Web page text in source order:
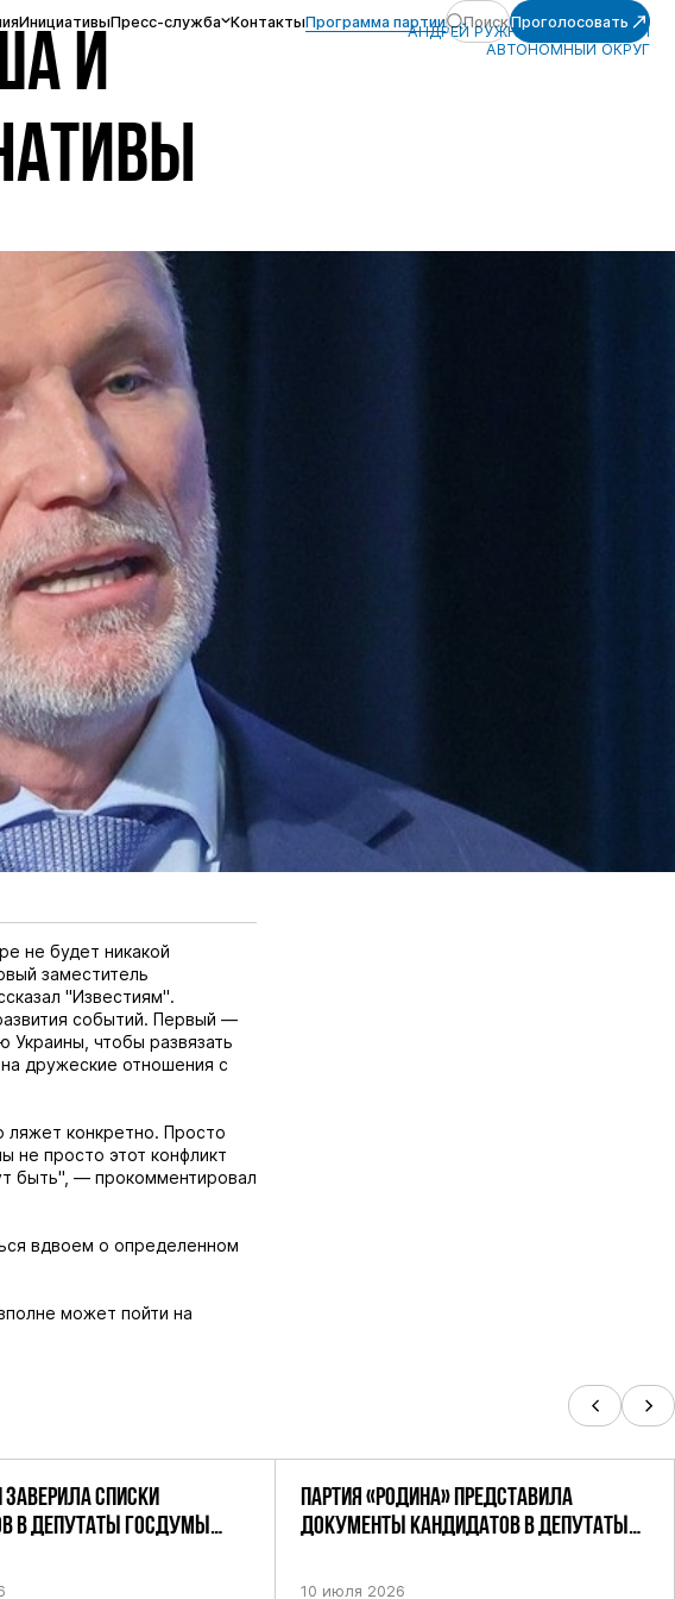
ИнициативыПресс-служба КонтактыПрограмма партии ПоискПроголосовать
И
АНДРЕЙ РУЖНИКОВ, НЕНЕЦКИЙ
АВТОНОМНЫЙ ОКРУГ
не будет никакой
заместитель
"Известиям".
событий. Первый —
Украины, чтобы развязать
дружеские отношения с
ляжет конкретно. Просто
не просто этот конфликт
быть", — прокомментировал
вдвоем о определенном
может пойти на
ЗАВЕРИЛА СПИСКИ
В ДЕПУТАТЫ ГОСДУМЫ
ПАРТИЯ «РОДИНА» ПРЕДСТАВИЛА
ДОКУМЕНТЫ КАНДИДАТОВ В ДЕПУТАТЫ
10 июля 2026